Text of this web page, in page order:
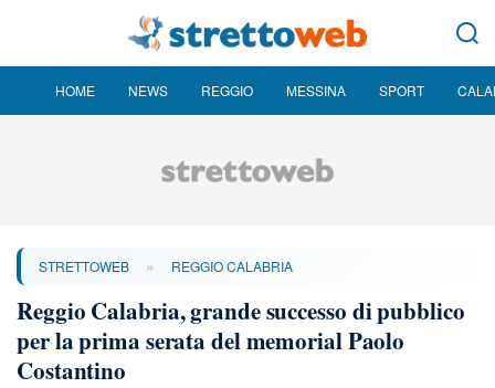
HOME NEWS REGGIO MESSINA SPORT
STRETTOWEB » REGGIO CALABRIA
Reggio Calabria, grande successo di pubblico
per la prima serata del memorial Paolo
Costantino